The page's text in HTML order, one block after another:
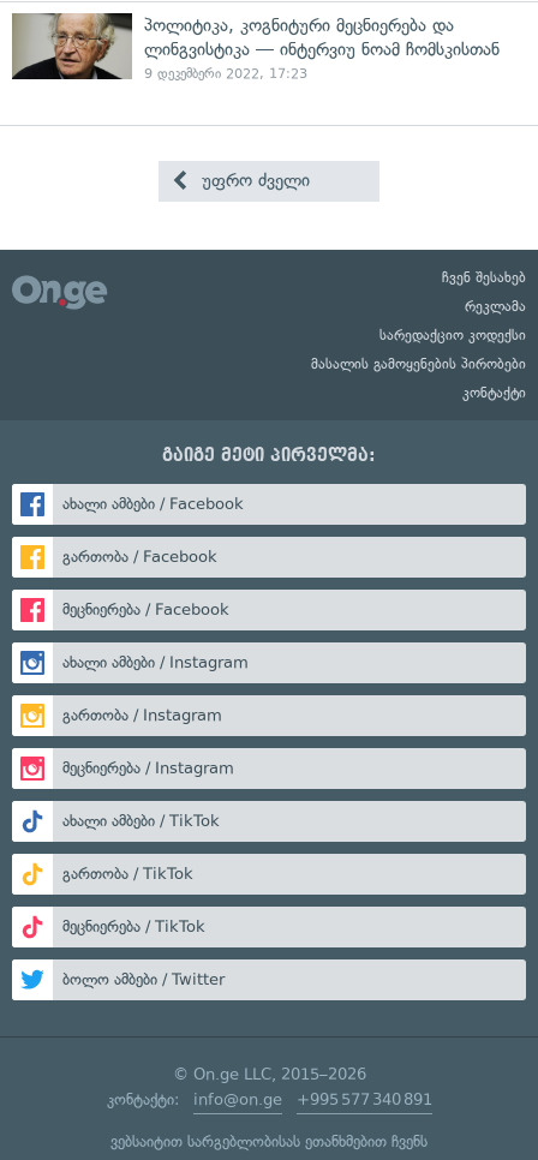
პოლიტიკა, კოგნიტური მეცნიერება და
ლინგვისტიკა — ინტერვიუ ნოამ ჩომსკისთან
9 დეკემბერი 2022, 17:23
უფრო ძველი
ჩვენ შესახებ
რეკლამა
სარედაქციო კოდექსი
მასალის გამოყენების პირობები
კონტაქტი
გაიგე მეტი პირველმა:
ახალი ამბები / Facebook
გართობა / Facebook
მეცნიერება / Facebook
ახალი ამბები / Instagram
გართობა / Instagram
მეცნიერება / Instagram
ახალი ამბები / TikTok
გართობა / TikTok
მეცნიერება / TikTok
ბოლო ამბები / Twitter
© On.ge LLC, 2015–2026
კონტაქტი: info@on.ge +995 577 340 891
ვებსაიტით სარგებლობისას ეთანხმებით ჩვენს